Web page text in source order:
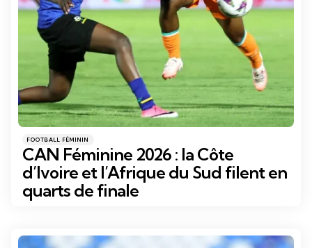
Catégories
Posté
dans
FOOTBALL FÉMININ
CAN Féminine 2026 : la Côte
d’Ivoire et l’Afrique du Sud filent en
quarts de finale